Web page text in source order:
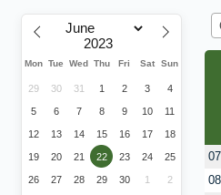
Mon Tue Wed Thu Fri Sat Sun
29 30 31 1 2 3 4
5 6 7 8 9 10 11
12 13 14 15 16 17 18
19 20 21 22 23 24 25
26 27 28 29 30 1 2